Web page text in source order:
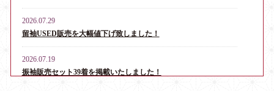
2026.07.29
留袖USED販売を大幅値下げ致しました！
2026.07.19
振袖販売セット39着を掲載いたしました！